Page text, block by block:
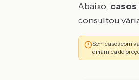
Abaixo, casos
consultou
Sem casos com
dinâmica de